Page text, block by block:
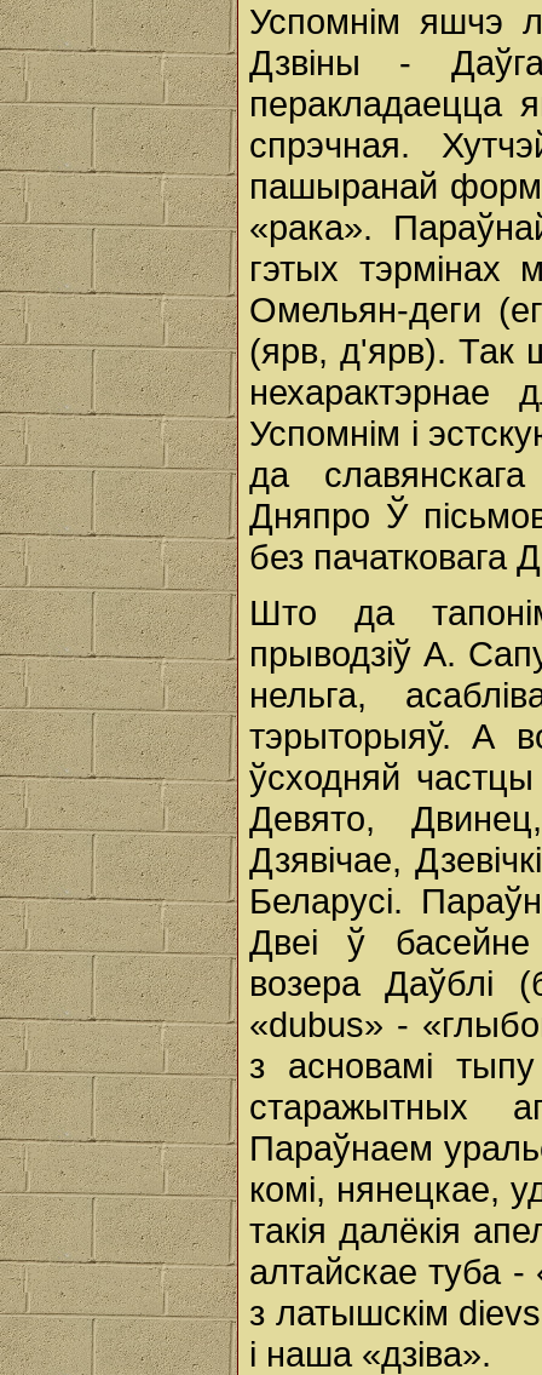
Успомнім яшчэ
Дзвіны -
перакладаецца
спрэчная.
пашыранай
«рака».
гэтых тэрмінах
Омельян-деги
(ярв, д'ярв). Так
нехарактэрнае
Успомнім і
да
Дняпро Ў
без пачатковага
Што да
прыводзіў А.
нельга,
тэрыторыяў. А
ўсходняй
Девято,
Дзявічае,
Беларусі.
Двеі ў
возера Даўблі
«dubus» -
з асновамі
старажытных
Параўнаем
комі, нянецкае,
такія далёкія
алтайскае туба -
з латышскім
i наша «дзіва».